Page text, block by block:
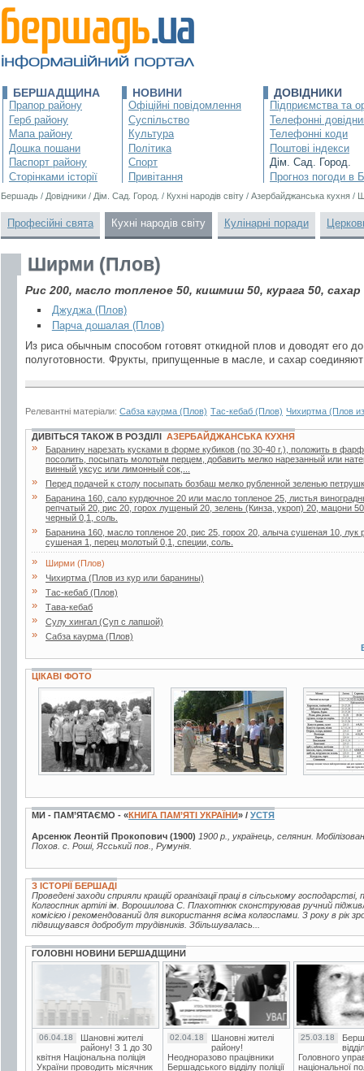
БЕРШАДЩИНА
Прапор району
Герб району
Мапа району
Дошка пошани
Паспорт району
Сторінками історії
НОВИНИ
Офіційні повідомлення
Суспільство
Культура
Політика
Спорт
Привітання
ДОВІДНИКИ
Підприємства та
Телефонні
Телефонні коди
Поштові індекси
Дім. Сад. Город.
Прогноз погоди в
Бершадь / Довідники / Дім. Сад. Город. / Кухні народів світу / Азербайджанська кухня /
Професійні свята Кухні народів світу Кулінарні поради
Ширми (Плов)
Рис 200, масло топленое 50, кишмиш 50, курага 50, сахар
Джуджа (Плов)
Парча дошалая (Плов)
Из риса обычным способом готовят откидной плов и доводят его до
полуготовности. Фрукты, припущенные в масле, и сахар
Релевантні матеріали: Сабза каурма (Плов) Тас-кебаб (Плов) Чихиртма (Плов
ДИВІТЬСЯ ТАКОЖ В РОЗДІЛІ АЗЕРБАЙДЖАНСЬКА КУХНЯ
»
Баранину нарезать кусками в форме кубиков (по 30-40 г.), положить в
посолить, посыпать молотым перцем, добавить мелко нарезанный или
винный уксус или лимонный сок,...
» Перед подачей к столу посыпать бозбаш мелко рубленной зеленью
»
Баранина 160, сало курдючное 20 или масло топленое 25, листья
репчатый 20, рис 20, горох лущеный 20, зелень (Кинза, укроп) 20, мацони
черный 0,1, соль.
»
Баранина 160, масло топленое 20, рис 25, горох 20, алыча сушеная 10, лук
сушеная 1, перец молотый 0,1, специи, соль.
» Ширми (Плов)
» Чихиртма (Плов из кур или баранины)
» Тас-кебаб (Плов)
» Тава-кебаб
» Сулу хингал (Суп с лапшой)
»
Сабза каурма (Плов)
ЦІКАВІ ФОТО
2 фото 3 фото 2 фото
МИ - ПАМ’ЯТАЄМО - «КНИГА ПАМ’ЯТІ УКРАЇНИ» / УСТЯ
Арсенюк Леонтій Прокопович (1900) 1900 р., українець, селянин.
Похов. с. Роші, Ясський пов., Румунія.
З ІСТОРІЇ БЕРШАДІ
Проведені заходи сприяли кращій організації праці в сільському господарстві,
Колгоспник артілі ім. Ворошилова С. Плахотнюк сконструював ручний
комісією і рекомендований для використання всіма колгоспами. З року в рік
підвищувався добробут трудівників. Збільшувалась...
ГОЛОВНІ НОВИНИ БЕРШАДЩИНИ
06.04.18
Шановні жителі
району! З 1 до 30
квітня Національна поліція
України проводить місячник
02.04.18
Шановні жителі
району!
Неодноразово працівники
Бершадського відділу поліції
25.03.18
Головного
національної